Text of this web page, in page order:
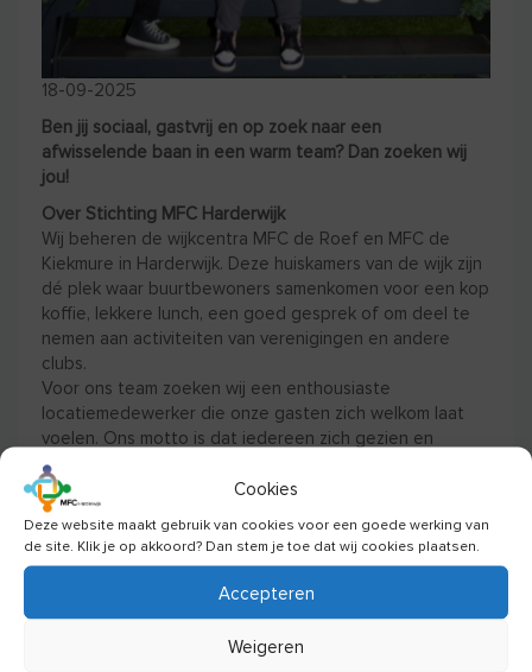
Cookies
Deze website maakt gebruik van cookies voor een goede werking van
de site. Klik je op akkoord? Dan stem je toe dat wij cookies plaatsen.
Accepteren
Weigeren
18-09-2025
Ben jij sociaal, gastvrij en op zoek naar een
afwisselende baan in een warm team? Dan zoeken wij
jou!
Over Stichting MFC Harderwijk
Wij beheren de wijkcentra MFC de Roef en MFC de
Kiekmure in Harderwijk. Deze huiskamers van de wijk zijn
dé plek waar buurtbewoners samenkomen voor een kop
koffie, lekkere lunch, een goed gesprek of om deel te
nemen aan activiteiten van verenigingen en andere
clubs.
Voor ons team zoeken wij een enthousiaste
locatiemedewerker die onze gasten zich welkom laat
voelen. Ons motto is dat iedereen zich gezien en
gehoord moet voelen.
Wat ga je doen?
Als locatiemedewerker ben jij hét gezicht van ons
wijkcentrum. Je taken zijn veelzijdig en uitdagend:
• Ontvangen en begeleiden van gasten naar de door
• Schoon en netjes houden van de ruimtes.
• Zalen gereed maken voor activiteiten (mouwen